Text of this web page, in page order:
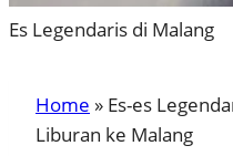
Es Legendaris di Malang
Home » Es-es
Liburan ke Malang